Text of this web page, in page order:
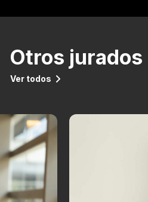
Otros jurados
Ver todos